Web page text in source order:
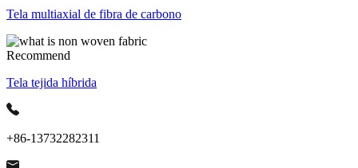
Tela multiaxial de fibra de carbono
Recommend
Tela tejida híbrida
+86-13732282311